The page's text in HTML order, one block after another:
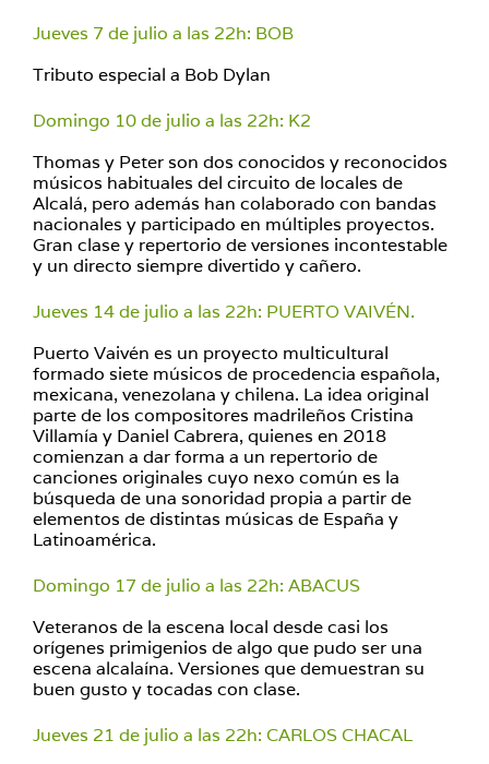
Jueves 7 de julio a las 22h: BOB
Tributo especial a Bob Dylan
Domingo 10 de julio a las 22h: K2
Thomas y Peter son dos conocidos y reconocidos
músicos habituales del circuito de locales de
Alcalá, pero además han colaborado con bandas
nacionales y participado en múltiples proyectos.
Gran clase y repertorio de versiones incontestable
y un directo siempre divertido y cañero.
Jueves 14 de julio a las 22h: PUERTO VAIVÉN.
Puerto Vaivén es un proyecto multicultural
formado siete músicos de procedencia española,
mexicana, venezolana y chilena. La idea original
parte de los compositores madrileños Cristina
Villamía y Daniel Cabrera, quienes en 2018
comienzan a dar forma a un repertorio de
canciones originales cuyo nexo común es la
búsqueda de una sonoridad propia a partir de
elementos de distintas músicas de España y
Latinoamérica.
Domingo 17 de julio a las 22h: ABACUS
Veteranos de la escena local desde casi los
orígenes primigenios de algo que pudo ser una
escena alcalaína. Versiones que demuestran su
buen gusto y tocadas con clase.
Jueves 21 de julio a las 22h: CARLOS CHACAL